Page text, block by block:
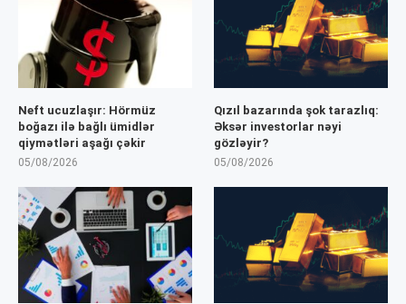
Neft ucuzlaşır: Hörmüz
boğazı ilə bağlı ümidlər
qiymətləri aşağı çəkir
05/08/2026
Qızıl bazarında şok tarazlıq:
Əksər investorlar nəyi
gözləyir?
05/08/2026